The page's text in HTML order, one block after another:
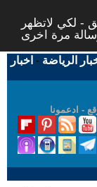
- لكي لاتظهر
الرياضة - اخبار
- ادعمونا